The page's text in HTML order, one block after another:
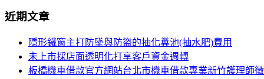
導
關
近期文章
隱形鐵窗主打防墜與防盜的抽化糞池(抽水肥)費用
未上市採店面透明化打享客戶資金週轉
板橋機車借款官方網站台北市機車借款專業新竹護理師